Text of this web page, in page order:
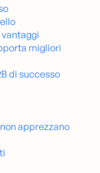
migliori
di successo
apprezzano